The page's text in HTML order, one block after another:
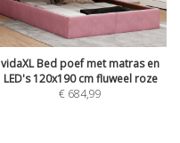
vidaXL Bed poef met matras en
LED's 120x190 cm fluweel roze
€ 684,99